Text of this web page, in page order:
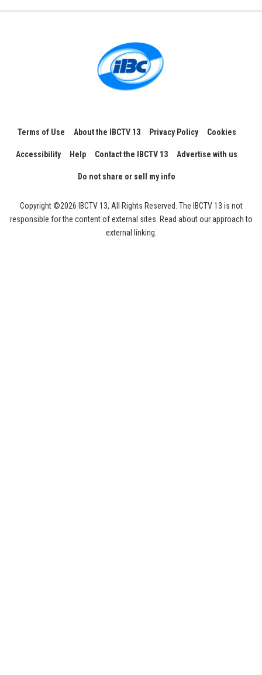
Terms of Use About the IBCTV 13 Privacy Policy Cookies
Accessibility Help Contact the IBCTV 13 Advertise with us
Do not share or sell my info
Copyright ©2026 IBCTV 13, All Rights Reserved. The IBCTV 13 is not
responsible for the content of external sites. Read about our approach to
external linking.